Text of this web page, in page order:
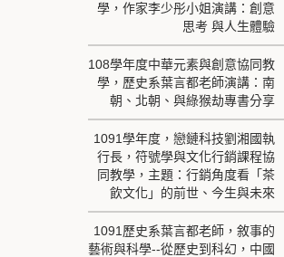
學，作家李少彤小姐演講：創意
思考 與人生體驗
108學年度中華元素與創意協同教
學，歷史系葉言都老師演講：南
朝、北朝、與綠猴劫專書分享
1091學年度，戀鏈科技劉湘國執
行長，符號學與文化行銷課程協
同教學，主題：行銷角度看「茶
飲文化」的前世、今生與未來
1091歷史系葉言都老師，敘事的
藝術與科學--從歷史到科幻，中國